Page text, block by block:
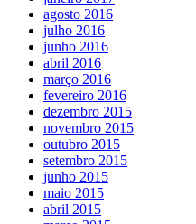
agosto 2016
julho 2016
junho 2016
abril 2016
março 2016
fevereiro 2016
dezembro 2015
novembro 2015
outubro 2015
setembro 2015
junho 2015
maio 2015
abril 2015